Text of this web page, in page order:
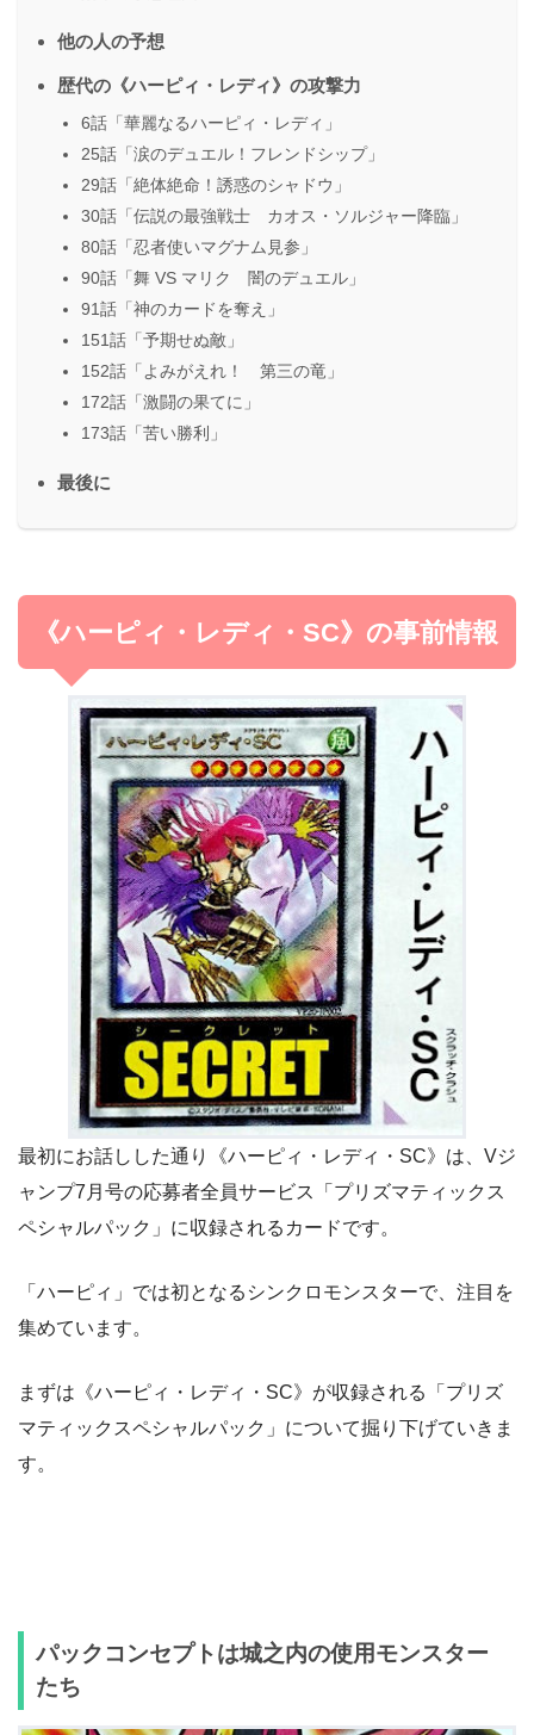
他の人の予想
歴代の《ハーピィ・レディ》の攻撃力
6話「華麗なるハーピィ・レディ」
25話「涙のデュエル！フレンドシップ」
29話「絶体絶命！誘惑のシャドウ」
30話「伝説の最強戦士 カオス・ソルジャー降臨」
80話「忍者使いマグナム見参」
90話「舞 VS マリク 闇のデュエル」
91話「神のカードを奪え」
151話「予期せぬ敵」
152話「よみがえれ！ 第三の竜」
172話「激闘の果てに」
173話「苦い勝利」
最後に
《ハーピィ・レディ・SC》の事前情報
最初にお話しした通り《ハーピィ・レディ・SC》は、Vジ
ャンプ7月号の応募者全員サービス「プリズマティックス
ペシャルパック」に収録されるカードです。
「ハーピィ」では初となるシンクロモンスターで、注目を
集めています。
まずは《ハーピィ・レディ・SC》が収録される「プリズ
マティックスペシャルパック」について掘り下げていきま
す。
パックコンセプトは城之内の使用モンスター
たち